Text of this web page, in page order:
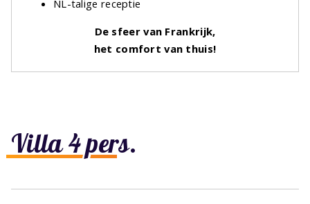
Villa 4 pers.
NL-talige receptie
De sfeer van Frankrijk,
het comfort van thuis!